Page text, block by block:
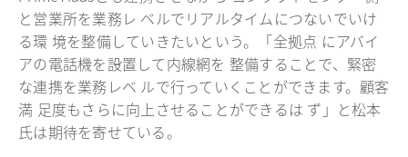
と営業所を業務レ ベルでリアルタイムにつないでいけ
る環 境を整備していきたいという。「全拠点 にアバイ
アの電話機を設置して内線網を 整備することで、緊密
な連携を業務レベ ルで行っていくことができます。顧客
満 足度もさらに向上させることができるは ず」と松本
氏は期待を寄せている。